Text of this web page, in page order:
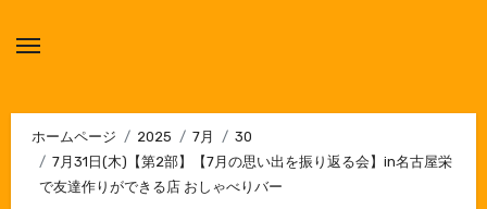
ホームページ 2025 7月
30
7月31日(木)【第2部】【7月の思い出を振り返る会】in名古屋栄
で友達作りができる店 おしゃべりバー